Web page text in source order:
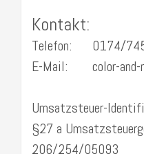
Kontakt:
Telefon:
0174/
E-Mail:
color-and-
Umsatzsteuer-
§27 a
206/254/05093